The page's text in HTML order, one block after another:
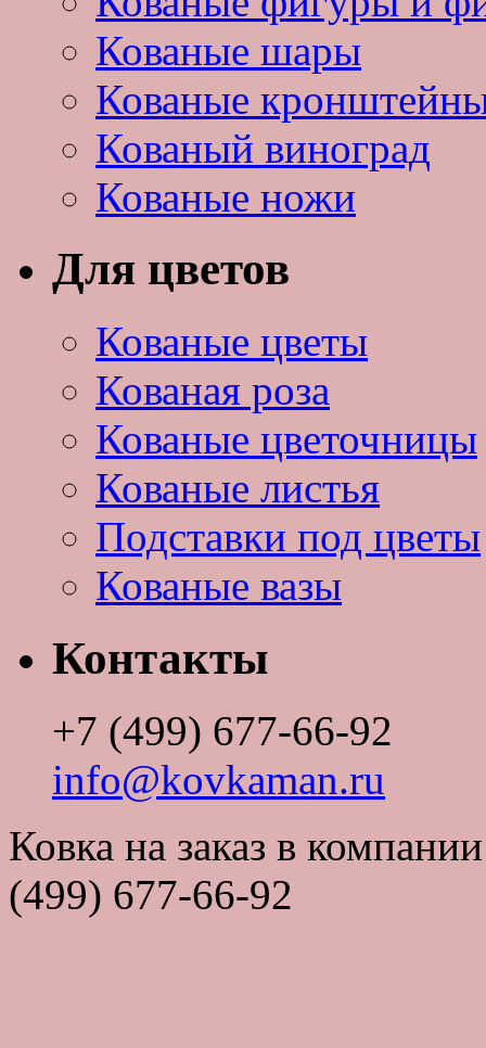
Кованые шары
Кованые
Кованый виноград
Кованые ножи
Для цветов
Кованые цветы
Кованая роза
Кованые цветочницы
Кованые листья
Подставки под цветы
Кованые вазы
Контакты
+7 (499) 677-66-92
info@kovkaman.ru
Ковка на заказ в
(499) 677-66-92